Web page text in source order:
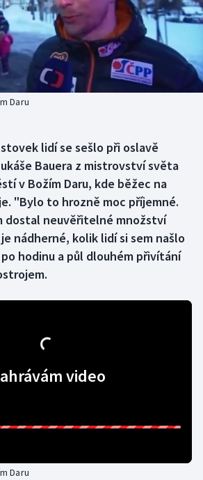
Daru
lidí se sešlo při oslavě
Bauera z mistrovství světa
v Božím Daru, kde běžec na
"Bylo to hrozně moc příjemné.
dostal neuvěřitelné množství
nádherné, kolik lidí si sem našlo
hodinu a půl dlouhém přivítání
video
Daru